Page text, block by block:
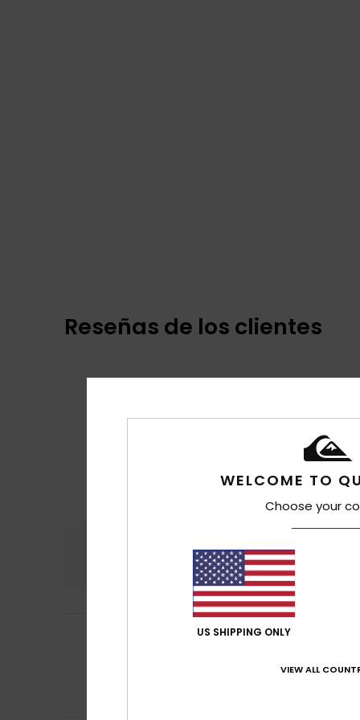
Reseñas de los clientes
4.7
Halid
Mostrar original -
WELCOME TO
Choose your
US SHIPPING ONLY
VIEW ALL